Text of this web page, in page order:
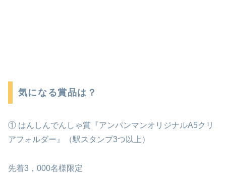
気になる賞品は？
① はんしんでんしゃ賞『アンパンマンオリジナルA5クリ
アフォルダー』（駅スタンプ3つ以上）
先着3，000名様限定